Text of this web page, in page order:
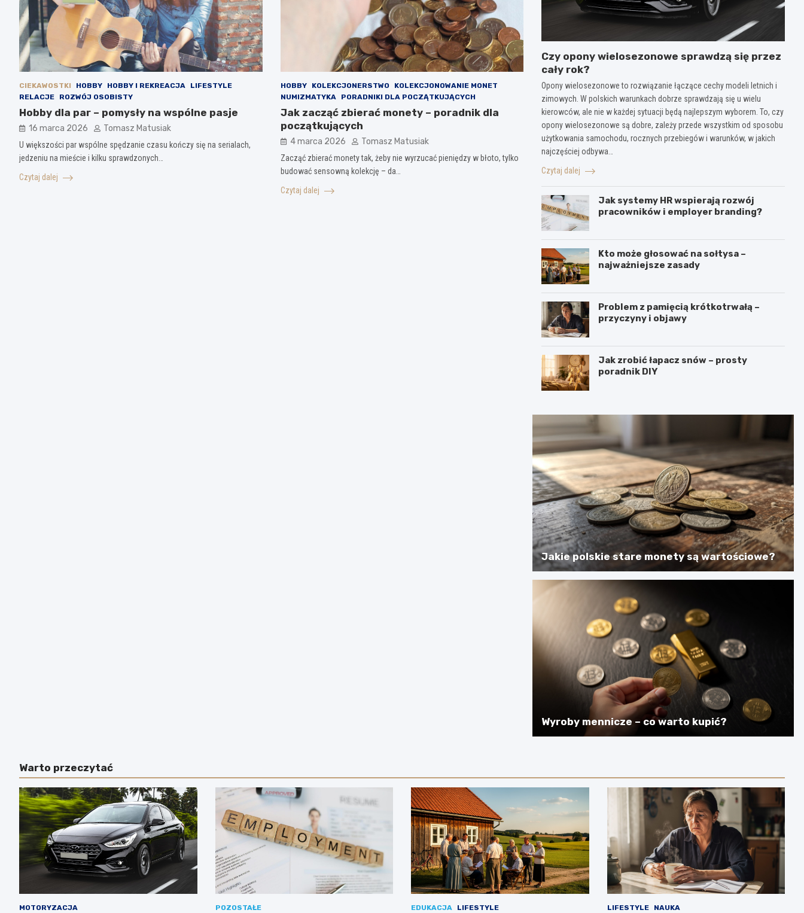
CIEKAWOSTKI HOBBY HOBBY I REKREACJA
LIFESTYLE
RELACJE
ROZWÓJ OSOBISTY
Hobby dla par – pomysły na wspólne pasje
16 marca 2026 Tomasz Matusiak
U większości par wspólne spędzanie czasu kończy się na serialach,
jedzeniu na mieście i kilku sprawdzonych…
Czytaj dalej
HOBBY KOLEKCJONERSTWO
KOLEKCJONOWANIE MONET
NUMIZMATYKA
PORADNIKI DLA POCZĄTKUJĄCYCH
Jak zacząć zbierać monety – poradnik dla
początkujących
4 marca 2026 Tomasz Matusiak
Zacząć zbierać monety tak, żeby nie wyrzucać pieniędzy w błoto, tylko
budować sensowną kolekcję – da…
Czytaj dalej
Czy opony wielosezonowe sprawdzą się przez
cały rok?
Opony wielosezonowe to rozwiązanie łączące cechy modeli letnich i
zimowych. W polskich warunkach dobrze sprawdzają się u wielu
kierowców, ale nie w każdej sytuacji będą najlepszym wyborem. To, czy
opony wielosezonowe są dobre, zależy przede wszystkim od sposobu
użytkowania samochodu, rocznych przebiegów i warunków, w jakich
najczęściej odbywa…
Czytaj dalej
Jak systemy HR wspierają rozwój
pracowników i employer branding?
Kto może głosować na sołtysa –
najważniejsze zasady
Problem z pamięcią krótkotrwałą –
przyczyny i objawy
Jak zrobić łapacz snów – prosty
poradnik DIY
Jakie polskie stare monety są wartościowe?
Wyroby mennicze – co warto kupić?
Warto przeczytać
MOTORYZACJA POZOSTAŁE EDUKACJA LIFESTYLE LIFESTYLE NAUKA